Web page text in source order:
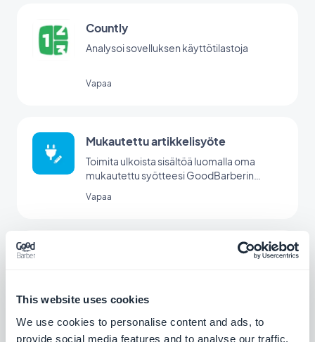
This website uses cookies
We use cookies to personalise content and ads, to
provide social media features and to analyse our traffic.
Countly
Analysoi sovelluksen käyttötilastoja
Vapaa
Mukautettu artikkelisyöte
Toimita ulkoista sisältöä luomalla oma
mukautettu syötteesi GoodBarberin
Vapaa
Mukautettu tapahtumien syöttö
Custom Events -integraation avulla.